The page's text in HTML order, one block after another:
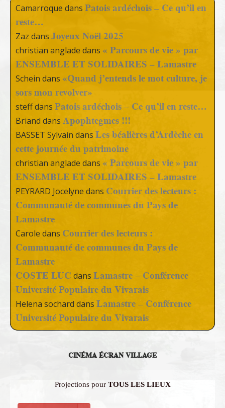
Camarroque dans Patois ardéchois – Ce qu’il en
reste…
Zaz dans Joyeux Noël 2025
christian anglade dans « Parcours de vie » par
ENSEMBLE ET SOLIDAIRES – Lamastre
Schein dans «Quand j’entends le mot culture, je
sors mon revolver»
steffdans Patois ardéchois – Ce qu’il en reste…
Briand dans Apophtegmes !!!
BASSET Sylvain dans Les béalières d’Ardèche en
cette journée du patrimoine
christian anglade dans « Parcours de vie » par
ENSEMBLE ET SOLIDAIRES – Lamastre
PEYRARD Jocelyne dans Courrier des lecteurs :
Communauté de communes du Pays de
Lamastre
Carole dans Courrier des lecteurs :
Communauté de communes du Pays de
Lamastre
COSTE LUC dans Lamastre – Conférence
Université Populaire du Vivarais
Helena sochard dans Lamastre – Conférence
Université Populaire du Vivarais
CINÉMA ÉCRAN VILLAGE